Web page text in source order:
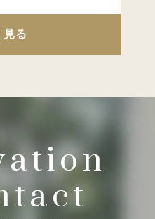
見る